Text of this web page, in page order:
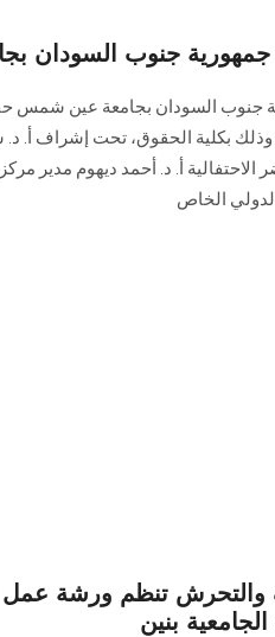
جنوب السودان
جنوب السودان بجامعة عين شمس
بكلية الحقوق، تحت إشراف أ. د.
الاحتفالية أ. د. أحمد ديهوم مدير
الخاص
والتحرش تنظم ورشة عمل
بنين